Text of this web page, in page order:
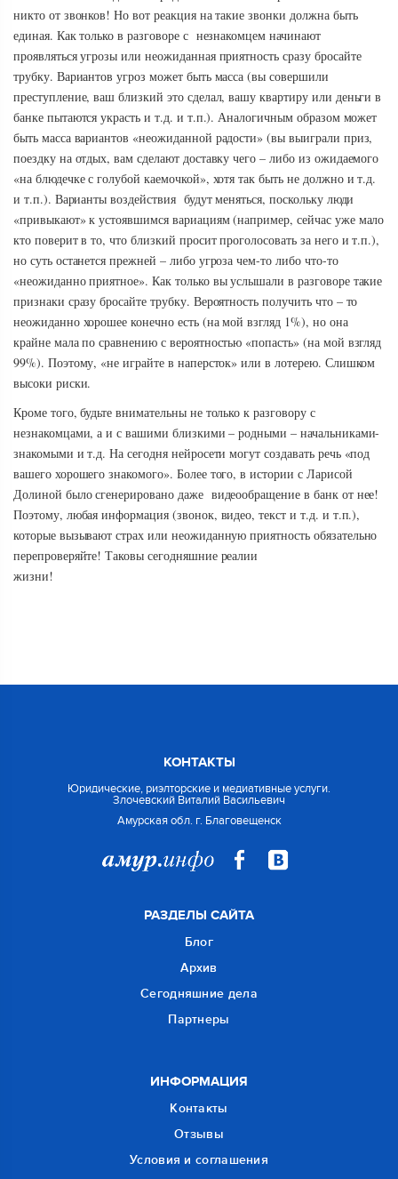
никто от звонков! Но вот реакция на такие звонки должна быть
единая. Как только в разговоре с незнакомцем начинают
проявляться угрозы или неожиданная приятность сразу бросайте
трубку. Вариантов угроз может быть масса (вы совершили
преступление, ваш близкий это сделал, вашу квартиру или деньги в
банке пытаются украсть и т.д. и т.п.). Аналогичным образом может
быть масса вариантов «неожиданной радости» (вы выиграли приз,
поездку на отдых, вам сделают доставку чего – либо из ожидаемого
«на блюдечке с голубой каемочкой», хотя так быть не должно и т.д.
и т.п.). Варианты воздействия будут меняться, поскольку люди
«привыкают» к устоявшимся вариациям (например, сейчас уже мало
кто поверит в то, что близкий просит проголосовать за него и т.п.),
но суть останется прежней – либо угроза чем-то либо что-то
«неожиданно приятное». Как только вы услышали в разговоре такие
признаки сразу бросайте трубку. Вероятность получить что – то
неожиданно хорошее конечно есть (на мой взгляд 1%), но она
крайне мала по сравнению с вероятностью «попасть» (на мой взгляд
99%). Поэтому, «не играйте в наперсток» или в лотерею. Слишком
высоки риски.
Кроме того, будьте внимательны не только к разговору с
незнакомцами, а и с вашими близкими – родными – начальниками-
знакомыми и т.д. На сегодня нейросети могут создавать речь «под
вашего хорошего знакомого». Более того, в истории с Ларисой
Долиной было сгенерировано даже видеообращение в банк от нее!
Поэтому, любая информация (звонок, видео, текст и т.д. и т.п.),
которые вызывают страх или неожиданную приятность обязательно
перепроверяйте! Таковы сегодняшние реалии
жизни!
КОНТАКТЫ
Юридические, риэлторские и медиативные услуги.
Злочевский Виталий Васильевич
Амурская обл. г. Благовещенск
РАЗДЕЛЫ САЙТА
Блог
Архив
Сегодняшние дела
Партнеры
ИНФОРМАЦИЯ
Контакты
Отзывы
Условия и соглашения